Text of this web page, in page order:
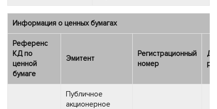
Информация о ценных бумагах
Референс
КД по
ценной
бумаге
Эмитент
Регистрационный
номер
Публичное
акционерное